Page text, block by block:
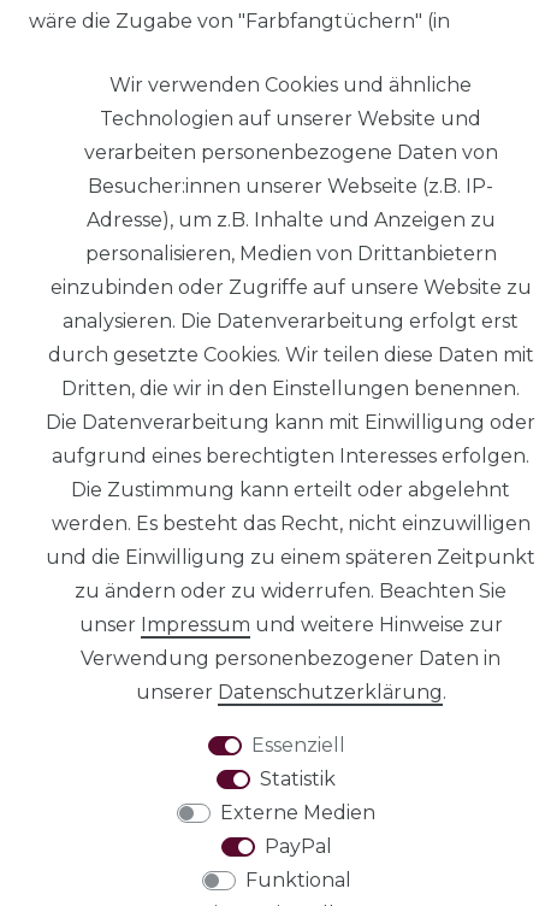
wäre die Zugabe von "Farbfangtüchern" (in
Wir verwenden Cookies und ähnliche
Technologien auf unserer Website und
verarbeiten personenbezogene Daten von
Besucher:innen unserer Webseite (z.B. IP-
Adresse), um z.B. Inhalte und Anzeigen zu
personalisieren, Medien von Drittanbietern
einzubinden oder Zugriffe auf unsere Website zu
analysieren. Die Datenverarbeitung erfolgt erst
durch gesetzte Cookies. Wir teilen diese Daten mit
Dritten, die wir in den Einstellungen benennen.
Die Datenverarbeitung kann mit Einwilligung oder
aufgrund eines berechtigten Interesses erfolgen.
Die Zustimmung kann erteilt oder abgelehnt
werden. Es besteht das Recht, nicht einzuwilligen
und die Einwilligung zu einem späteren Zeitpunkt
zu ändern oder zu widerrufen. Beachten Sie
unser Impressum und weitere Hinweise zur
Verwendung personenbezogener Daten in
unserer Daten­schutz­erklärung.
Essenziell
Statistik
Externe Medien
PayPal
Funktional
Impressum
Daten­schutz­
erklärung
Widerrufs­recht
© Copyright 2026 | Alle Rechte
vorbehalten.